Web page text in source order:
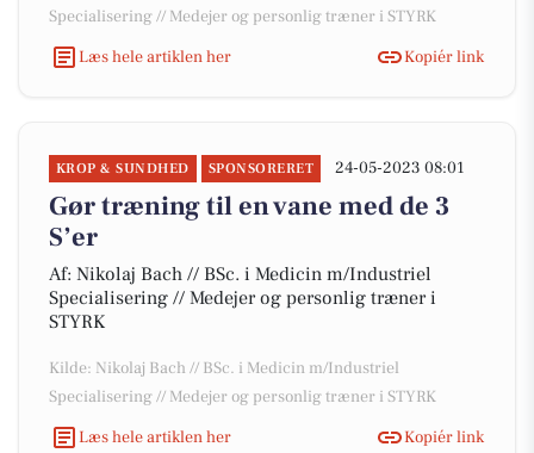
Specialisering // Medejer og personlig træner i STYRK
Læs hele artiklen her
Kopiér link
KROP & SUNDHED SPONSORERET 24-05-2023 08:01
Gør træning til en vane med de 3
S’er
Af: Nikolaj Bach // BSc. i Medicin m/Industriel
Specialisering // Medejer og personlig træner i
STYRK
Kilde: Nikolaj Bach // BSc. i Medicin m/Industriel
Specialisering // Medejer og personlig træner i STYRK
Læs hele artiklen her
Kopiér link